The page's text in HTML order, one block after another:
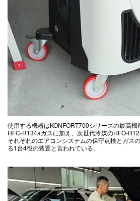
使用する機器はKONFORT700シリーズの最高機
HFC-R134aガスに加え、次世代冷媒のHFO-
それぞれのエアコンシステムの保守点検とガス
る1台4役の装置と言われている。